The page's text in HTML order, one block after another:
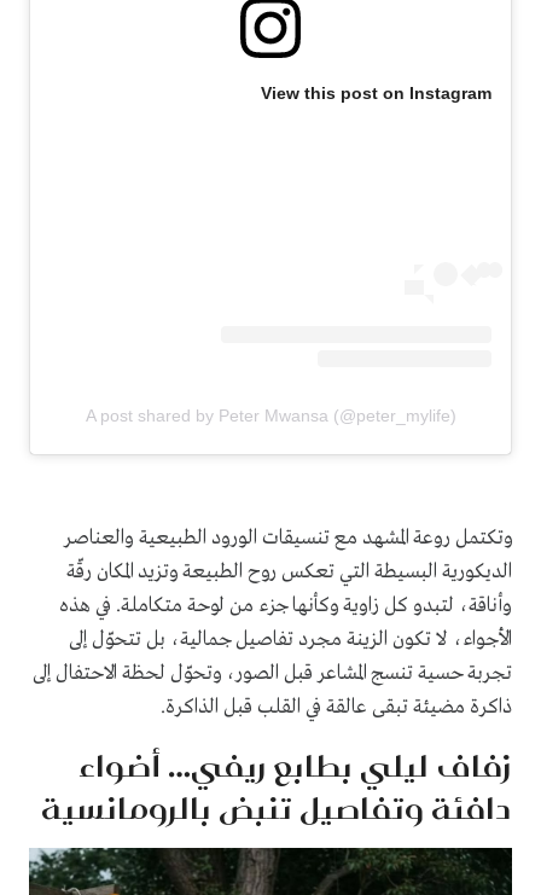
View this post on Instagram
A post shared by Peter Mwansa (@peter_mylife)
وتكتمل روعة المشهد مع تنسيقات الورود الطبيعية والعناصر
الديكورية البسيطة التي تعكس روح الطبيعة وتزيد المكان رقّة
وأناقة، لتبدو كل زاوية وكأنها جزء من لوحة متكاملة. في هذه
الأجواء، لا تكون الزينة مجرد تفاصيل جمالية، بل تتحوّل إلى
تجربة حسية تنسج المشاعر قبل الصور، وتحوّل لحظة الاحتفال إلى
ذاكرة مضيئة تبقى عالقة في القلب قبل الذاكرة.
زفاف ليلي بطابع ريفي… أضواء
دافئة وتفاصيل تنبض بالرومانسية